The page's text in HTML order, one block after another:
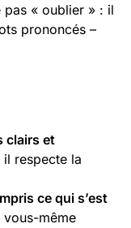
pas « oublier » : il
prononcés –
clairs et
il respecte la
ce qui s’est
vous-même